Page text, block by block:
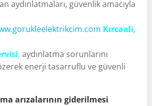
aydınlatmaları, güvenlik amacıyla
Kırcaali,
, aydınlatma sorunlarını
enerji tasarruflu ve güvenli
arızalarının giderilmesi